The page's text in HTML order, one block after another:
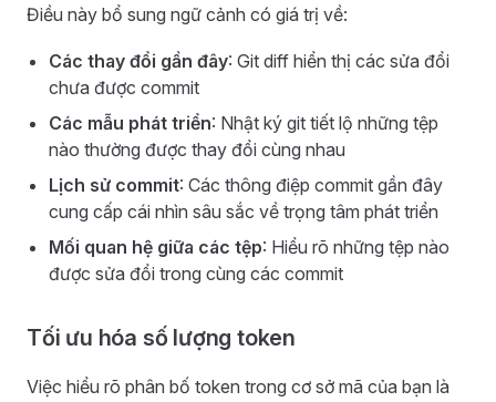
Điều này bổ sung ngữ cảnh có giá trị về:
Các thay đổi gần đây: Git diff hiển thị các sửa đổi
chưa được commit
Các mẫu phát triển: Nhật ký git tiết lộ những tệp
nào thường được thay đổi cùng nhau
Lịch sử commit: Các thông điệp commit gần đây
cung cấp cái nhìn sâu sắc về trọng tâm phát triển
Mối quan hệ giữa các tệp: Hiểu rõ những tệp nào
được sửa đổi trong cùng các commit
Tối ưu hóa số lượng token
Việc hiểu rõ phân bố token trong cơ sở mã của bạn là